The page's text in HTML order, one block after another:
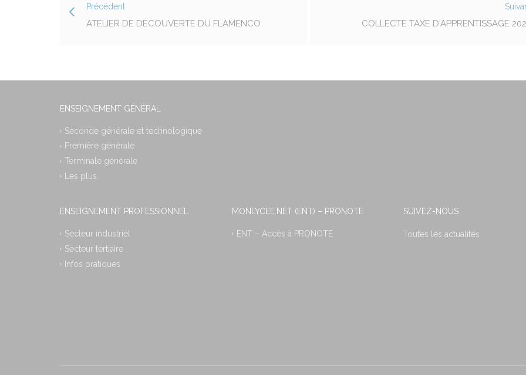
Précédent
ATELIER DE DÉCOUVERTE DU FLAMENCO COLLECTE TAXE D'APPRENTISSAGE
ENSEIGNEMENT GÉNÉRAL
Seconde générale et technologique
Première générale
Terminale générale
Les plus
ENSEIGNEMENT PROFESSIONNEL
Secteur industriel
Secteur tertiaire
Infos pratiques
MONLYCEE.NET (ENT) – PRONOTE
ENT – Accès à PRONOTE
SUIVEZ-NOUS
Toutes les actualités